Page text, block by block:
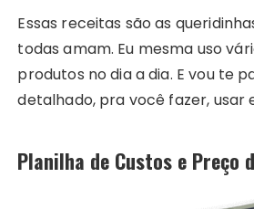
Essas receitas são as
todas amam. Eu mesma uso
produtos no dia a dia. E vou te
detalhado, pra você fazer, usar
Planilha de Custos e Preço